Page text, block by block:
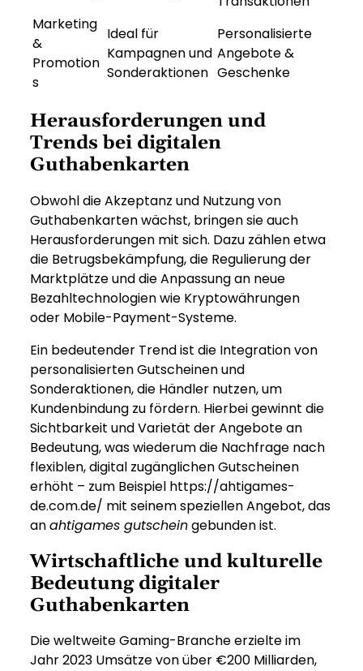
Marketing
&
Promotion
s
Ideal für
Kampagnen und
Sonderaktionen
Personalisierte
Angebote &
Geschenke
Herausforderungen und
Trends bei digitalen
Guthabenkarten
Obwohl die Akzeptanz und Nutzung von
Guthabenkarten wächst, bringen sie auch
Herausforderungen mit sich. Dazu zählen etwa
die Betrugsbekämpfung, die Regulierung der
Marktplätze und die Anpassung an neue
Bezahltechnologien wie Kryptowährungen
oder Mobile-Payment-Systeme.
Ein bedeutender Trend ist die Integration von
personalisierten Gutscheinen und
Sonderaktionen, die Händler nutzen, um
Kundenbindung zu fördern. Hierbei gewinnt die
Sichtbarkeit und Varietät der Angebote an
Bedeutung, was wiederum die Nachfrage nach
flexiblen, digital zugänglichen Gutscheinen
erhöht – zum Beispiel https://ahtigames-
de.com.de/ mit seinem speziellen Angebot, das
anahtigames gutscheingebunden ist.
Wirtschaftliche und kulturelle
Bedeutung digitaler
Guthabenkarten
Die weltweite Gaming-Branche erzielte im
Jahr 2023 Umsätze von über €200 Milliarden,